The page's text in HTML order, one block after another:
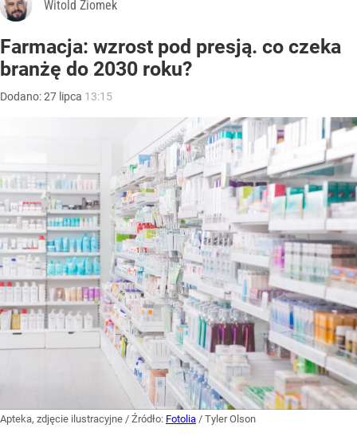
Witold Ziomek
Farmacja: wzrost pod presją. co czeka
branżę do 2030 roku?
Dodano:27 lipca 13:15
Apteka, zdjęcie ilustracyjne / Źródło: Fotolia / Tyler Olson